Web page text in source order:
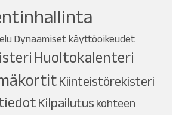
Dynaamiset käyttöoikeudet
Huoltokalenteri
Kiinteistörekisteri
Kilpailutus kohteen